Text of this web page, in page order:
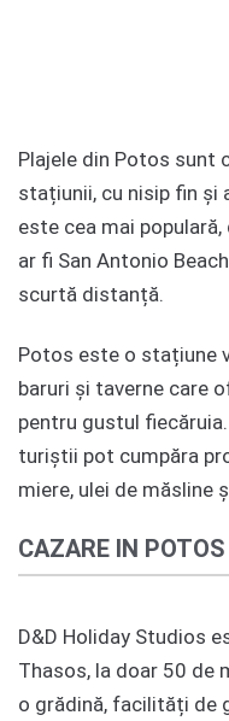
Plajele din Potos sunt
stațiunii, cu nisip fin și
este cea mai
ar fi San Antonio
scurtă distanță.
Potos este o stațiune
baruri și taverne care
pentru gustul
turiștii pot cumpăra
miere, ulei de măsline
CAZARE IN
D&D Holiday Studios
Thasos, la doar 50 de
o grădină, facilități de